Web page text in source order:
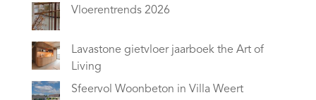
Vloerentrends 2026
Lavastone gietvloer jaarboek the Art of
Living
Sfeervol Woonbeton in Villa Weert